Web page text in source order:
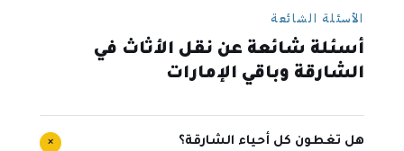
الأسئلة الشائعة
أسئلة شائعة عن نقل الأثاث في
الشارقة وباقي الإمارات
هل تغطون كل أحياء الشارقة؟ +